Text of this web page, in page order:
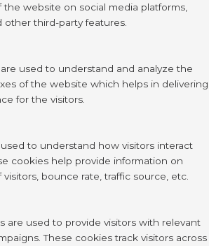
website on social media platforms,
other third-party features.
used to understand and analyze the
of the website which helps in delivering
for the visitors.
to understand how visitors interact
cookies help provide information on
bounce rate, traffic source, etc.
are used to provide visitors with relevant
These cookies track visitors across